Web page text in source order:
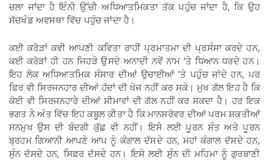
ਚਲਾ ਜਾਂਦਾ ਹੈ ਇੰਨੀ ਉੱਚੀ ਅਧਿਆਤਮਿਕਤਾ ਤੱਕ ਪਹੁੰਚ ਜਾਂਦਾ ਹੈ, ਕਿ ਉਹ
ਸੱਚਖੰਡ ਅਵਸਥਾ ਵਿੱਚ ਪਹੁੰਚ ਜਾਂਦਾ ਹੈ।
ਕਈ ਕਰੋੜਾਂ ਕਵੀ ਆਪਣੀ ਕਵਿਤਾ ਰਾਹੀਂ ਪ੍ਰਮਾਤਮਾ ਦੀ ਪ੍ਰਸੰਸਾ ਕਰਦੇ ਹਨ,
ਕਈ ਕਰੋੜਾਂ ਹੀ ਹਨ ਜਿਹੜੇ ਉਸਦੇ ਅਨਾਦੀ ਨਵੇਂ ਨਾਮ ’ਤੇ ਧਿਆਨ ਧਰਦੇ ਹਨ।
ਇਹ ਲੋਕ ਅਧਿਆਤਮਿਕ ਸੰਸਾਰ ਦੀਆਂ ਉਚਾਈਆਂ ’ਤੇ ਪਹੁੰਚ ਜਾਂਦੇ ਹਨ, ਪਰ
ਫਿਰ ਵੀ ਸਿਰਜਨਹਾਰ ਦੀਆਂ ਹੱਦਾਂ ਦੀ ਖੋਜ ਨਹੀਂ ਕਰ ਸਕੇ। ਮੁਖ ਗੱਲ ਇਹ ਹੈ ਕਿ
ਕੋਈ ਵੀ ਸਿਰਜਨਹਾਰੇ ਦੀਆਂ ਸੀਮਾਵਾਂ ਦੀ ਗੱਲ ਨਹੀਂ ਕਰ ਸਕਦਾ ਹੈ। ਹਰ ਇਕ
ਭਗਤ ਨੇ ਅੰਤ ਵਿੱਚ ਇਹ ਕਬੂਲ ਕੀਤਾ ਹੈ ਕਿ ਮਾਨਸਰੋਵਰ ਦੀਆਂ ਪਰਮ ਸ਼ਕਤੀਆਂ
ਸਨਮੁਖ ਉਸ ਦੀ ਬੰਦਗੀ ਕੁੱਛ ਵੀ ਨਹੀਂ। ਇਸੇ ਲਈ ਪੂਰਨ ਸੰਤ ਅਤੇ ਪੂਰਨ
ਬ੍ਰਹਮ ਗਿਆਨੀ ਆਪਣੇ ਆਪ ਨੂੰ ਕੰਗਾਲ ਦੱਸਦੇ ਹਨ, ਮਹਾਂ ਕੰਗਾਲ ਦੱਸਦੇ ਹਨ,
ਸੁੰਨ ਦੱਸਦੇ ਹਨ, ਸਿਫ਼ਰ ਦੱਸਦੇ ਹਨ। ਇਸੇ ਲਈ ਸੁੰਨ ਦੀ ਮਹਿਮਾ ਨੂੰ ਗੁਰਬਾਣੀ